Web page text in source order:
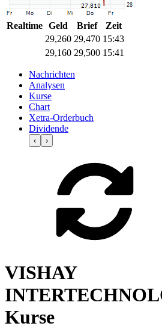
Realtime Geld Brief
Zeit
29,260 29,470 15:43
29,160 29,500 15:41
Nachrichten
Analysen
Kurse
Chart
Xetra-Orderbuch
Dividende
‹ ›
VISHAY
Kurse